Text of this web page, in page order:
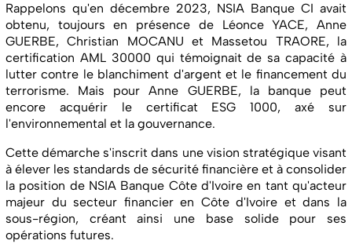
Rappelons qu'en décembre 2023, NSIA Banque CI avait
obtenu, toujours en présence de Léonce YACE, Anne
GUERBE, Christian MOCANU et Massetou TRAORE, la
certification AML 30000 qui témoignait de sa capacité à
lutter contre le blanchiment d'argent et le financement du
terrorisme. Mais pour Anne GUERBE, la banque peut
encore acquérir le certificat ESG 1000, axé sur
l'environnemental et la gouvernance.
Cette démarche s'inscrit dans une vision stratégique visant
à élever les standards de sécurité financière et à consolider
la position de NSIA Banque Côte d'Ivoire en tant qu'acteur
majeur du secteur financier en Côte d'Ivoire et dans la
sous-région, créant ainsi une base solide pour ses
opérations futures.